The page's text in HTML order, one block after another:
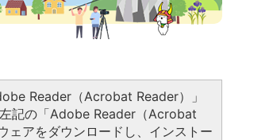
Reader（Acrobat Reader）」
記の「Adobe Reader（Acrobat
ェアをダウンロードし、インストー